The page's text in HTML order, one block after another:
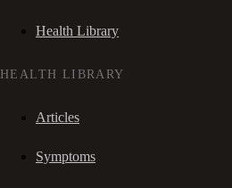
Health Library
HEALTH LIBRARY
Articles
Symptoms